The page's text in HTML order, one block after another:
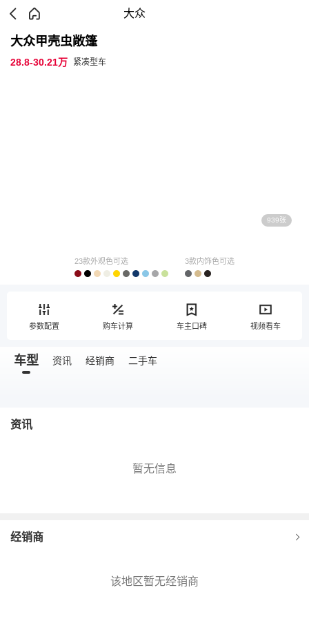
大众
939张
大众甲壳虫敞篷
28.8-30.21万 紧凑型车
23款外观色可选 3款内饰色可选
参数配置 购车计算 车主口碑 视频看车
车型 资讯 经销商 二手车
资讯
暂无信息
经销商
该地区暂无经销商